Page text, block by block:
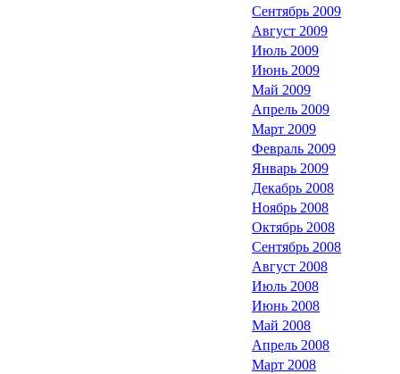
Сентябрь 2009
Август 2009
Июль 2009
Июнь 2009
Май 2009
Апрель 2009
Март 2009
Февраль 2009
Январь 2009
Декабрь 2008
Ноябрь 2008
Октябрь 2008
Сентябрь 2008
Август 2008
Июль 2008
Июнь 2008
Май 2008
Апрель 2008
Март 2008